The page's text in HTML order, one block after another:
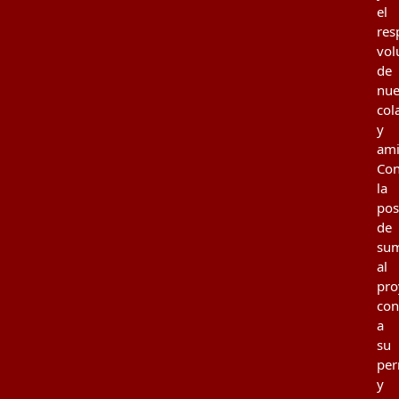
el
de
y
la
de
al
a
su
y